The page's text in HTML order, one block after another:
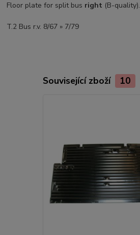
Floor plate for split bus right (B-quality).
T.2 Bus r.v. 8/67 » 7/79
Související zboží 10